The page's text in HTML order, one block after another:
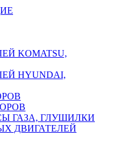
KOMATSU,
HYUNDAI,
ГАЗА, ГЛУШИЛКИ
ДВИГАТЕЛЕЙ